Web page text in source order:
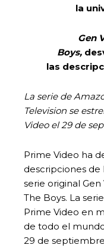
la
Gen
Boys,
las
La serie de
Television se
Video el 29 de
Prime Video ha
descripciones de
serie original
The Boys. La
Prime Video en
de todo el
29 de